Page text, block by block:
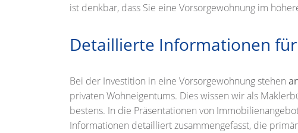
ist denkbar, dass Sie eine Vorsorgewohnung im
Detaillierte Informationen
Bei der Investition in eine Vorsorgewohnung stehen
privaten Wohneigentums. Dies wissen wir als
bestens. In die Präsentationen von
Informationen detailliert zusammengefasst, die